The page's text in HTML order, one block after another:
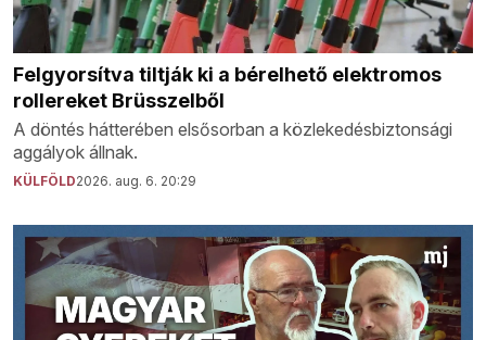
Felgyorsítva tiltják ki a bérelhető elektromos
rollereket Brüsszelből
A döntés hátterében elsősorban a közlekedésbiztonsági
aggályok állnak.
KÜLFÖLD2026. aug. 6. 20:29